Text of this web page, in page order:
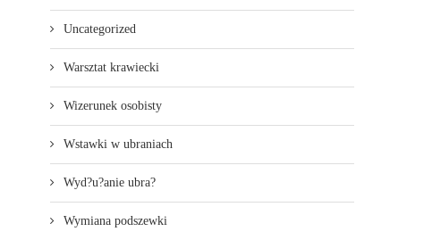
Uncategorized
Warsztat krawiecki
Wizerunek osobisty
Wstawki w ubraniach
Wyd?u?anie ubra?
Wymiana podszewki